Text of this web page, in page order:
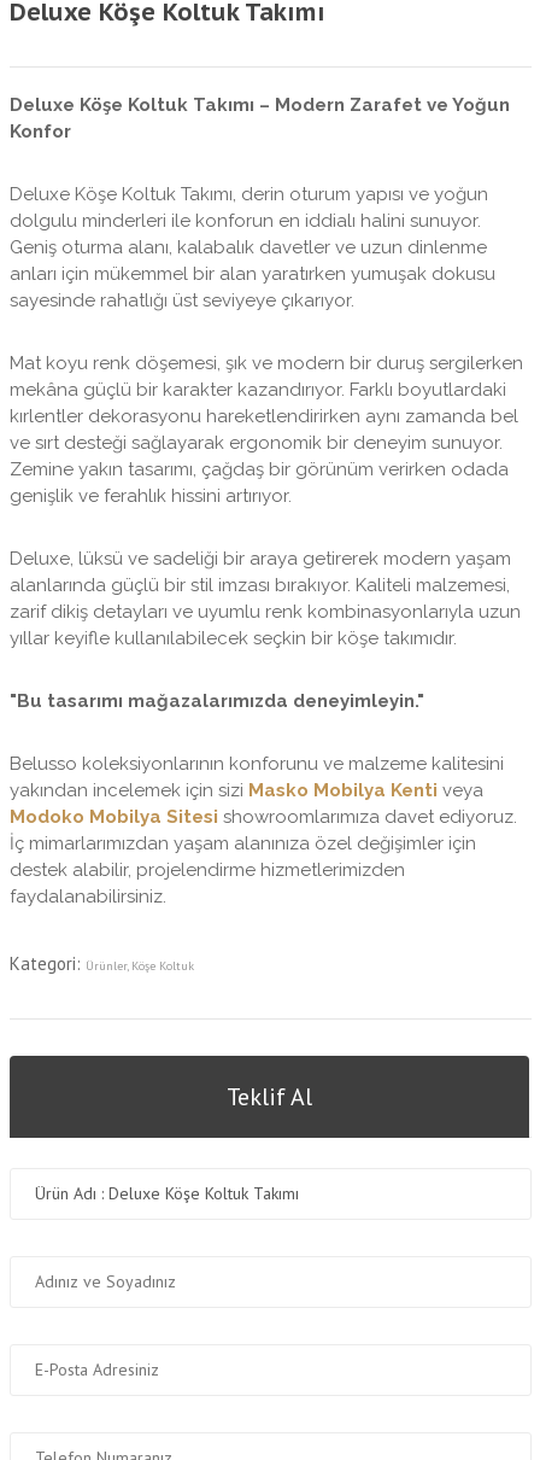
Deluxe Köşe Koltuk Takımı
Deluxe Köşe Koltuk Takımı – Modern Zarafet ve Yoğun
Konfor
Deluxe Köşe Koltuk Takımı, derin oturum yapısı ve yoğun
dolgulu minderleri ile konforun en iddialı halini sunuyor.
Geniş oturma alanı, kalabalık davetler ve uzun dinlenme
anları için mükemmel bir alan yaratırken yumuşak dokusu
sayesinde rahatlığı üst seviyeye çıkarıyor.
Mat koyu renk döşemesi, şık ve modern bir duruş sergilerken
mekâna güçlü bir karakter kazandırıyor. Farklı boyutlardaki
kırlentler dekorasyonu hareketlendirirken aynı zamanda bel
ve sırt desteği sağlayarak ergonomik bir deneyim sunuyor.
Zemine yakın tasarımı, çağdaş bir görünüm verirken odada
genişlik ve ferahlık hissini artırıyor.
Deluxe, lüksü ve sadeliği bir araya getirerek modern yaşam
alanlarında güçlü bir stil imzası bırakıyor. Kaliteli malzemesi,
zarif dikiş detayları ve uyumlu renk kombinasyonlarıyla uzun
yıllar keyifle kullanılabilecek seçkin bir köşe takımıdır.
"Bu tasarımı mağazalarımızda deneyimleyin."
Belusso koleksiyonlarının konforunu ve malzeme kalitesini
yakından incelemek için sizi Masko Mobilya Kenti veya
Modoko Mobilya Sitesi showroomlarımıza davet ediyoruz.
İç mimarlarımızdan yaşam alanınıza özel değişimler için
destek alabilir, projelendirme hizmetlerimizden
faydalanabilirsiniz.
Kategori: Ürünler, Köşe Koltuk
Teklif Al